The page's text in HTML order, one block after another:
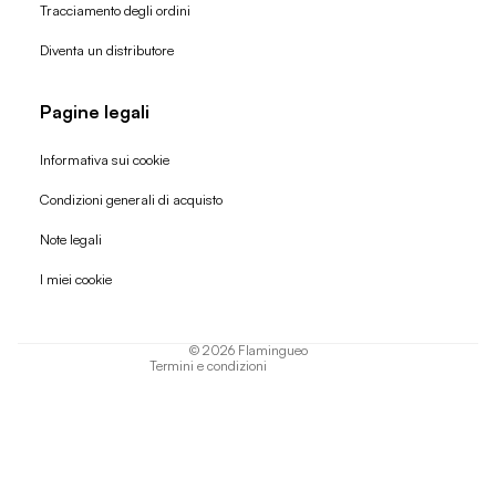
Tracciamento degli ordini
Diventa un distributore
Pagine legali
Informativa sui cookie
Condizioni generali di acquisto
Note legali
I miei cookie
© 2026 Flamingueo
Termini e condizioni
Politica di rimborso